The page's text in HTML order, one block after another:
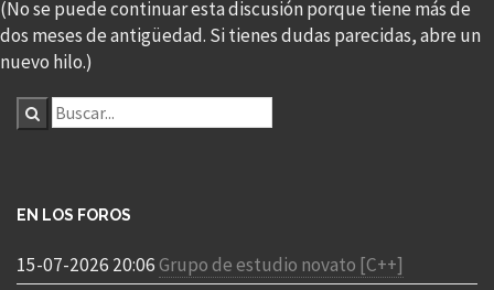
(No se puede continuar esta discusión porque tiene más de
dos meses de antigüedad. Si tienes dudas parecidas, abre un
nuevo hilo.)
EN LOS FOROS
15-07-2026 20:06Grupo de estudio novato [C++]